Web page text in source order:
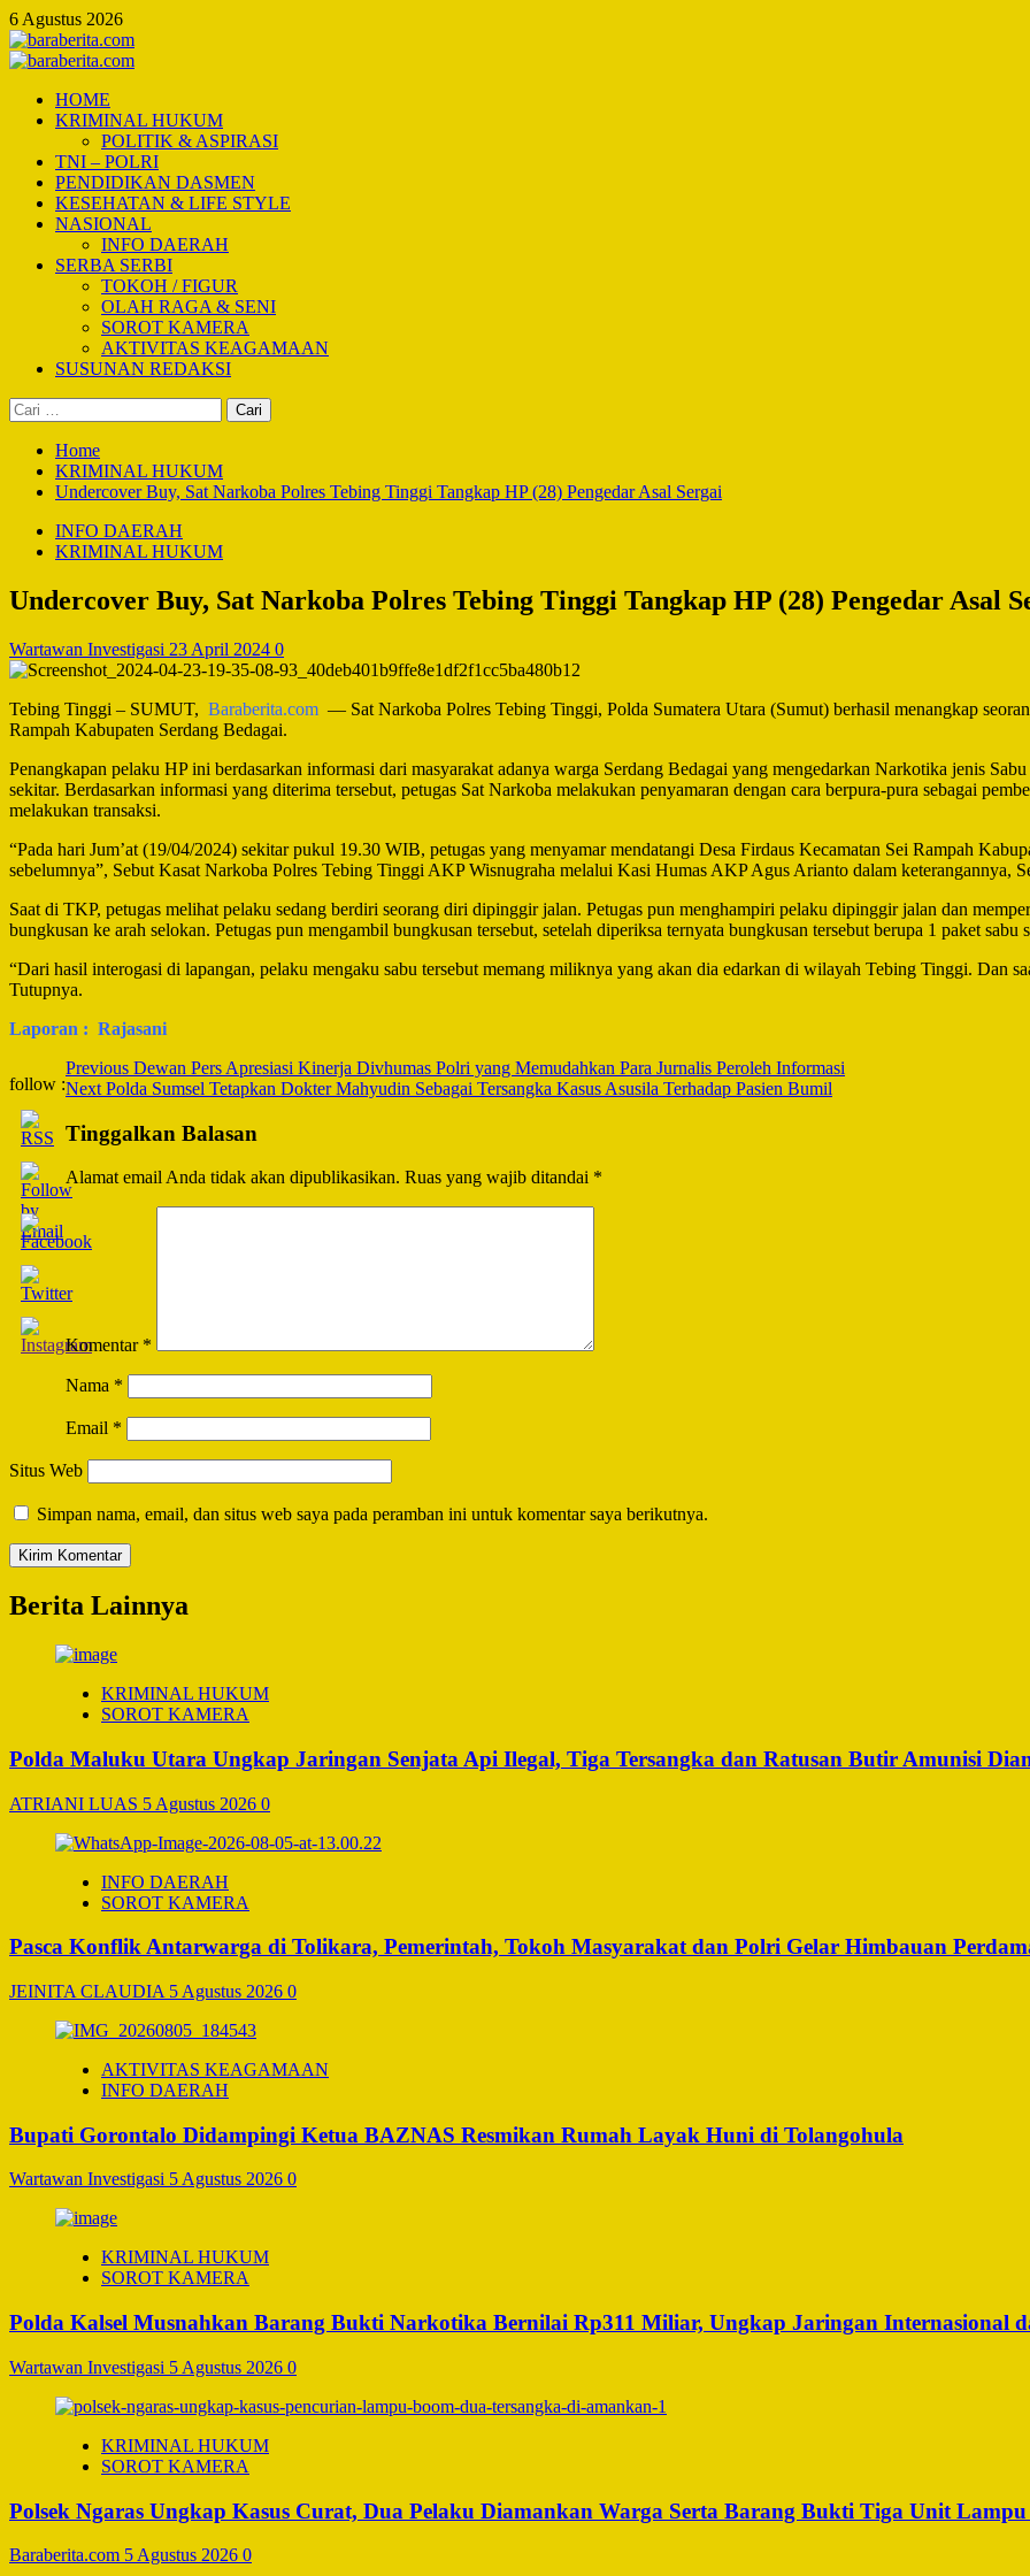
Skip
to
content
6 Agustus 2026
Primary
HOME
KRIMINAL HUKUM
POLITIK & ASPIRASI
TNI – POLRI
PENDIDIKAN DASMEN
KESEHATAN & LIFE STYLE
NASIONAL
INFO DAERAH
SERBA SERBI
TOKOH / FIGUR
OLAH RAGA & SENI
SOROT KAMERA
AKTIVITAS KEAGAMAAN
SUSUNAN REDAKSI
Cari
untuk:
Home
KRIMINAL HUKUM
Undercover Buy, Sat Narkoba Polres Tebing Tinggi Tangkap HP (28) Pengedar Asal Sergai
INFO DAERAH
KRIMINAL HUKUM
Undercover Buy, Sat Narkoba Polres Tebing Tinggi Tangkap HP (28) Pengedar Asal
Wartawan Investigasi 23 April 2024 0
Tebing Tinggi – SUMUT, Baraberita.com — Sat Narkoba Polres Tebing Tinggi, Polda Sumatera Utara (Sumut) berhasil menangkap
Rampah Kabupaten Serdang Bedagai.
Penangkapan pelaku HP ini berdasarkan informasi dari masyarakat adanya warga Serdang Bedagai yang mengedarkan Narkotika jenis
sekitar. Berdasarkan informasi yang diterima tersebut, petugas Sat Narkoba melakukan penyamaran dengan cara berpura-pura sebagai
melakukan transaksi.
“Pada hari Jum’at (19/04/2024) sekitar pukul 19.30 WIB, petugas yang menyamar mendatangi Desa Firdaus Kecamatan Sei Rampah
sebelumnya”, Sebut Kasat Narkoba Polres Tebing Tinggi AKP Wisnugraha melalui Kasi Humas AKP Agus Arianto dalam keterangannya,
Saat di TKP, petugas melihat pelaku sedang berdiri seorang diri dipinggir jalan. Petugas pun menghampiri pelaku dipinggir jalan dan
bungkusan ke arah selokan. Petugas pun mengambil bungkusan tersebut, setelah diperiksa ternyata bungkusan tersebut berupa 1 paket
“Dari hasil interogasi di lapangan, pelaku mengaku sabu tersebut memang miliknya yang akan dia edarkan di wilayah Tebing Tinggi. Dan
Tutupnya.
Laporan : Rajasani
follow :
Post
Navigation
Previous Dewan Pers Apresiasi Kinerja Divhumas Polri yang Memudahkan Para Jurnalis Peroleh Informasi
Next Polda Sumsel Tetapkan Dokter Mahyudin Sebagai Tersangka Kasus Asusila Terhadap Pasien Bumil
Tinggalkan Balasan
Alamat email Anda tidak akan dipublikasikan. Ruas yang wajib ditandai *
Komentar *
Nama *
Email *
Situs Web
Simpan nama, email, dan situs web saya pada peramban ini untuk komentar saya berikutnya.
Berita Lainnya
KRIMINAL HUKUM
SOROT KAMERA
Polda Maluku Utara Ungkap Jaringan Senjata Api Ilegal, Tiga Tersangka dan Ratusan Butir Amunisi
ATRIANI LUAS 5 Agustus 2026 0
INFO DAERAH
SOROT KAMERA
Pasca Konflik Antarwarga di Tolikara, Pemerintah, Tokoh Masyarakat dan Polri Gelar Himbauan
JEINITA CLAUDIA 5 Agustus 2026 0
AKTIVITAS KEAGAMAAN
INFO DAERAH
Bupati Gorontalo Didampingi Ketua BAZNAS Resmikan Rumah Layak Huni di Tolangohula
Wartawan Investigasi 5 Agustus 2026 0
KRIMINAL HUKUM
SOROT KAMERA
Polda Kalsel Musnahkan Barang Bukti Narkotika Bernilai Rp311 Miliar, Ungkap Jaringan Internasional
Wartawan Investigasi 5 Agustus 2026 0
KRIMINAL HUKUM
SOROT KAMERA
Polsek Ngaras Ungkap Kasus Curat, Dua Pelaku Diamankan Warga Serta Barang Bukti Tiga Unit Lampu
Baraberita.com 5 Agustus 2026 0